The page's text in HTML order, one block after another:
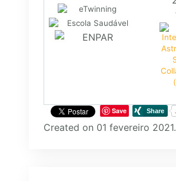
Save
Created on 01 fevereiro 2021.